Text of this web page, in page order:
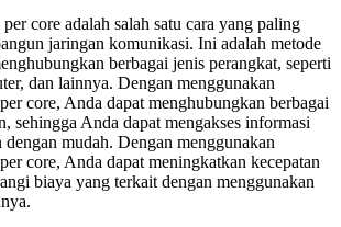
core adalah salah satu cara yang paling
jaringan komunikasi. Ini adalah metode
berbagai jenis perangkat, seperti
dan lainnya. Dengan menggunakan
core, Anda dapat menghubungkan berbagai
sehingga Anda dapat mengakses informasi
mudah. Dengan menggunakan
core, Anda dapat meningkatkan kecepatan
biaya yang terkait dengan menggunakan